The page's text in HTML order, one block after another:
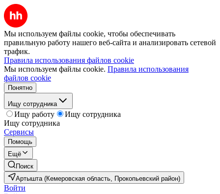
Мы используем файлы cookie, чтобы обеспечивать
правильную работу нашего веб-сайта и анализировать сетевой
трафик.
Правила использования файлов cookie
Мы используем файлы cookie. Правила использования
файлов cookie
Понятно
Ищу сотрудника
Ищу работу
Ищу сотрудника
Ищу сотрудника
Сервисы
Помощь
Ещё
Поиск
Артышта (Кемеровская область, Прокопьевский район)
Войти